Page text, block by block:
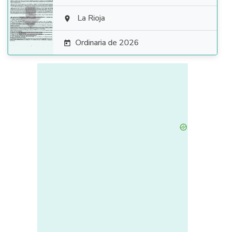
  La Rioja
 Ordinaria de 2026